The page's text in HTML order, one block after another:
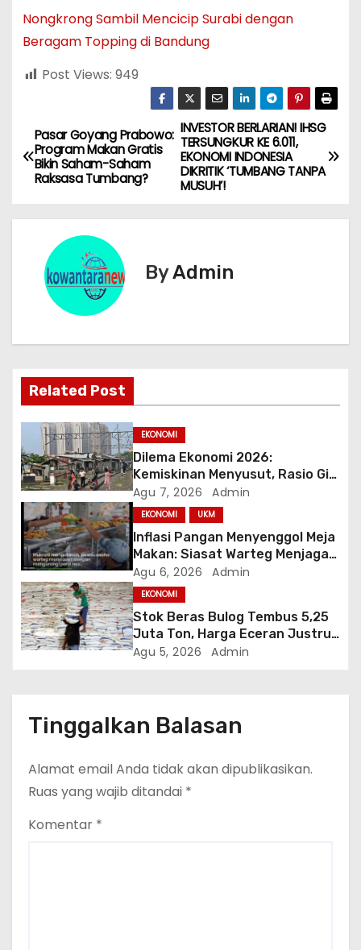
Nongkrong Sambil Mencicip Surabi dengan
Beragam Topping di Bandung
Post Views: 949
N
a
s
i
p
o
s
INVESTOR BERLARIAN! IHSG
TERSUNGKUR KE 6.011,
EKONOMI INDONESIA
DIKRITIK ‘TUMBANG TANPA
MUSUH’!
Pasar Goyang Prabowo:
Program Makan Gratis
Bikin Saham-Saham
Raksasa Tumbang?
ByAdmin
Related Post
EKONOMI
Dilema Ekonomi 2026:
Kemiskinan Menyusut, Rasio Gini
Mendorong Kesenjangan
Agu 7, 2026 Admin
EKONOMI UKM
Inflasi Pangan Menyenggol Meja
Makan: Siasat Warteg Menjaga
Harga Tetap Terjangkau
Agu 6, 2026 Admin
EKONOMI
Stok Beras Bulog Tembus 5,25
Juta Ton, Harga Eceran Justru
Naik 7 Bulan Berturut-Turut
Agu 5, 2026 Admin
Tinggalkan Balasan
Alamat email Anda tidak akan dipublikasikan.
Ruas yang wajib ditandai *
Komentar *